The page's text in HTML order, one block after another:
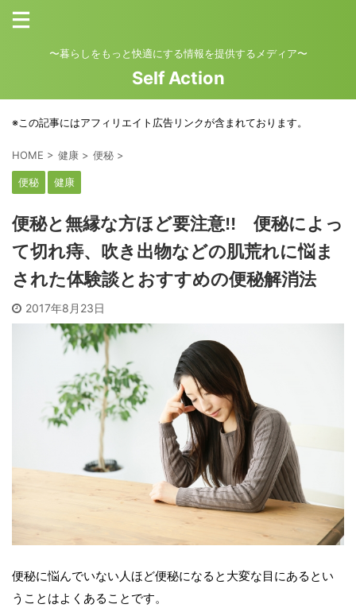
〜暮らしをもっと快適にする情報を提供するメディア〜
Self Action
※この記事にはアフィリエイト広告リンクが含まれております。
HOME > 健康 > 便秘 >
便秘 健康
便秘と無縁な方ほど要注意!! 便秘によっ
て切れ痔、吹き出物などの肌荒れに悩ま
された体験談とおすすめの便秘解消法
2017年8月23日
便秘に悩んでいない人ほど便秘になると大変な目にあるとい
うことはよくあることです。